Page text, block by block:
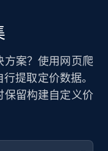
方案？使用网页爬
提取定价数据。
保留构建自定义价